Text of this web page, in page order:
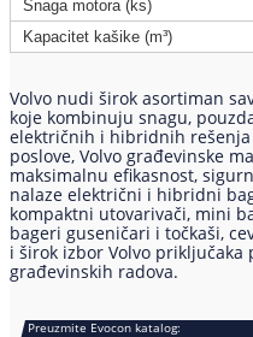
Snaga motora (ks)
Kapacitet kašike (m³)
Volvo nudi širok asortiman
koje kombinuju snagu,
električnih i hibridnih
poslove, Volvo građevinske
maksimalnu efikasnost,
nalaze električni i hibridni
kompaktni utovarivači, mini
bageri guseničari i točkaši,
i širok izbor Volvo
građevinskih radova.
Preuzmite Evocon katalog: